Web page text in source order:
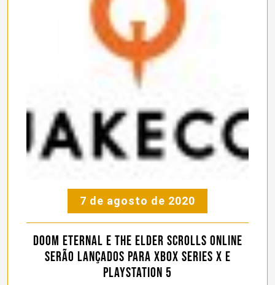
7 de agosto de 2020
DOOM Eternal e The Elder Scrolls Online
serão lançados para Xbox Series X e
PlayStation 5